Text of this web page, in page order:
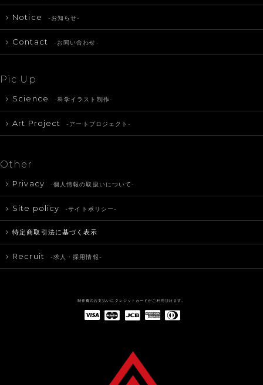
Notice -お知らせ-
Contact -お問い合わせ-
Pic Up
Science -科学イラスト制作-
Art Project -アートプロジェクト-
Other
Privacy -個人情報の取扱いについて-
Site policy -サイトポリシー-
特定商取引法に基づく表示
Recruit -求人・採用情報-
制作費のお支払いにクレジットカードがご利用頂けます。